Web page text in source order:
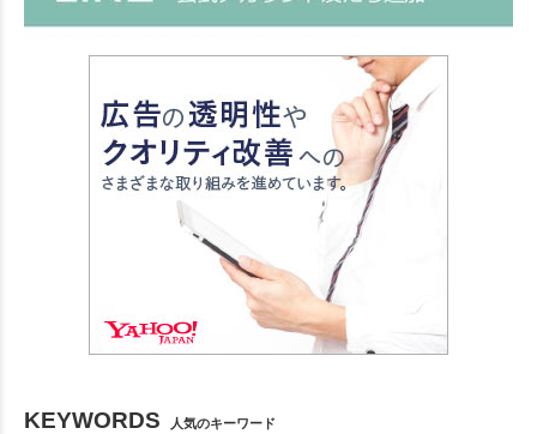
KEYWORDS 人気のキーワード